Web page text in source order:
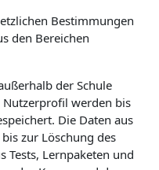
Bestimmungen
den Bereichen
der Schule
werden bis
Die Daten aus
zur Löschung des
Tests, Lernpaketen und